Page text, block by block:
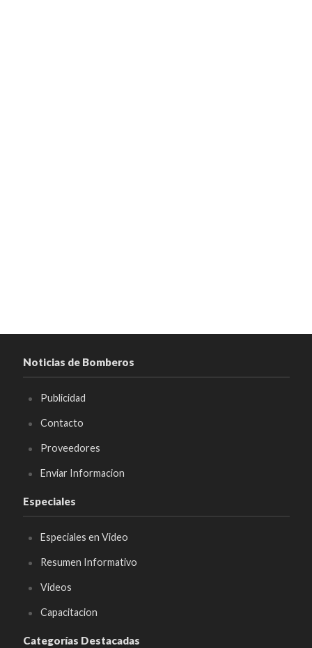
Noticias de Bomberos
Publicidad
Contacto
Proveedores
Enviar Informacion
Especiales
Especiales en Video
Resumen Informativo
Videos
Capacitacion
Categorías Destacadas